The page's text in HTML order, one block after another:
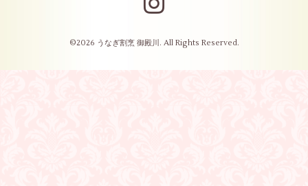
©2026 うなぎ割烹 御殿川 . All Rights Reserved.